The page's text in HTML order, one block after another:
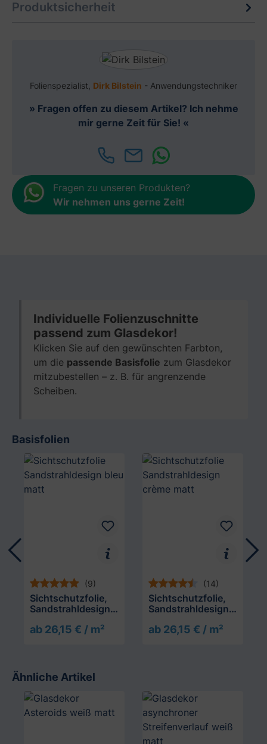
Produktsicherheit
Folienspezialist, Dirk Bilstein - Anwendungstechniker
» Fragen offen zu diesem Artikel? Ich nehme
mir gerne Zeit für Sie! «
Fragen zu unseren Produkten?
Wir nehmen uns gerne Zeit!
Individuelle Folienzuschnitte
passend zum Glasdekor!
Klicken Sie auf den gewünschten Farbton,
um die passende Basisfolie zum Glasdekor
mitzubestellen – z. B. für angrenzende
Scheiben.
Basisfolien
Produktgalerie überspringen
(9)
Sichtschutzfolie,
Sandstrahldesign
ab 26,15 € / m²
(14)
Sichtschutzfolie,
Sandstrahldesign
ab 26,15 € / m²
Ähnliche Artikel
Produktgalerie überspringen